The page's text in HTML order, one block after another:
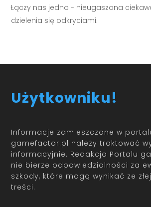
Łączy nas jedno - nieugaszona
dzielenia się odkryciami.
Użytkowniku!
Informacje zamieszczone w
gamefactor.pl należy traktować
informacyjnie. Redakcja Portalu
nie bierze odpowiedzialności za
szkody, które mogą wynikać ze
treści.